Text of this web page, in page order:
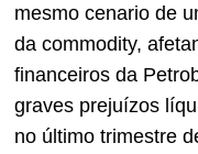
mesmo cenario de
da commodity,
financeiros da
graves prejuízos
no último trimestre